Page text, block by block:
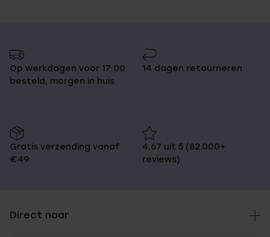
Op werkdagen voor 17:00
besteld, morgen in huis
14 dagen retourneren
Gratis verzending vanaf
€49
4,67 uit 5 (82.000+
reviews)
Direct naar